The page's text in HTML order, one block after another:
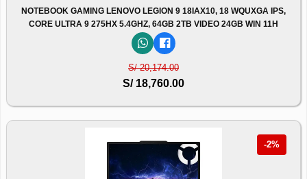
NOTEBOOK GAMING LENOVO LEGION 9 18IAX10, 18 WQUXGA IPS,
CORE ULTRA 9 275HX 5.4GHZ, 64GB 2TB VIDEO 24GB WIN 11H
S/ 20,174.00
S/ 18,760.00
-2%